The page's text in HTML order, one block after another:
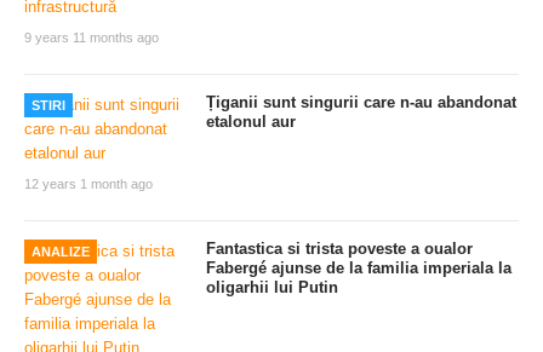
9 years 11 months ago
STIRI
12 years 1 month ago
Țiganii sunt singurii care n-au abandonat
etalonul aur
ANALIZE
Fantastica si trista poveste a oualor
Fabergé ajunse de la familia imperiala la
oligarhii lui Putin